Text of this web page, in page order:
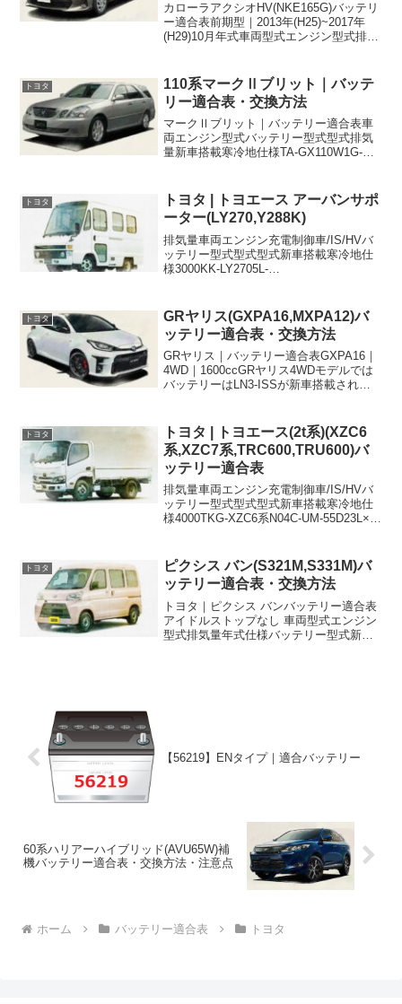
カローラアクシオHV(NKE165G)バッテリ
ー適合表前期型｜2013年(H25)~2017年
(H29)10月年式車両型式エンジン型式排気
FXE15...
トヨタ
110系マークⅡブリット｜バッテ
リー適合表・交換方法
マークⅡブリット｜バッテリー適合表車
両エンジン型式バッテリー型式型式排気
量新車搭載寒冷地仕様TA-GX110W1G-
トヨタ
トヨタ | トヨエース アーバンサポ
ーター(LY270,Y288K)
排気量車両エンジン充電制御車/IS/HVバ
ッテリー型式型式型式新車搭載寒冷地仕
様3000KK-LY2705L-
すすめバッテ...
トヨタ
GRヤリス(GXPA16,MXPA12)バ
ッテリー適合表・交換方法
GRヤリス｜バッテリー適合表GXPA16｜
4WD｜1600ccGRヤリス4WDモデルでは
バッテリーはLN3-ISSが新車搭載されて
め、密閉タイプでガス抜きホースも接続
で...
トヨタ
トヨタ | トヨエース(2t系)(XZC6
系,XZC7系,TRC600,TRU600)バ
ッテリー適合表
排気量車両エンジン充電制御車/IS/HVバ
ッテリー型式型式型式新車搭載寒冷地仕
様4000TKG-XZC6系N04C-UM-55D23L×2-
トヨタ
ピクシス バン(S321M,S331M)バ
ッテリー適合表・交換方法
トヨタ｜ピクシス バンバッテリー適合表
アイドルストップなし 車両型式エンジン
型式排気量年式仕様バッテリー型式新車
【56219】ENタイプ｜適合バッテリー
60系ハリアーハイブリッド(AVU65W)補
機バッテリー適合表・交換方法・注意点
ホーム バッテリー適合表 トヨタ